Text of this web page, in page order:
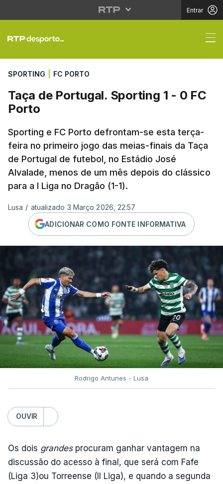
Entrar
Taça de Portugal.
SPORTING FC PORTO
Taça de Portugal. Sporting 1 - 0 FC
Porto
Sporting e FC Porto defrontam-se esta terça-
feira no primeiro jogo das meias-finais da Taça
de Portugal de futebol, no Estádio José
Alvalade, menos de um mês depois do clássico
para a I Liga no Dragão (1-1).
Lusa / atualizado 3 Março 2026, 22:57
ADICIONAR COMO FONTE INFORMATIVA
Rodrigo Antunes - Lusa
OUVIR
Os dois grandesprocuram ganhar vantagem na
discussão do acesso à final, que será com Fafe
(Liga 3)ou Torreense (II Liga), e quando a segunda